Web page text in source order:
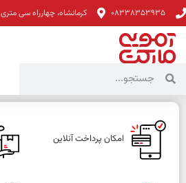
08338353935 کرمانشاه، چهارراه سی متری
امکان پرداخت آنلاین